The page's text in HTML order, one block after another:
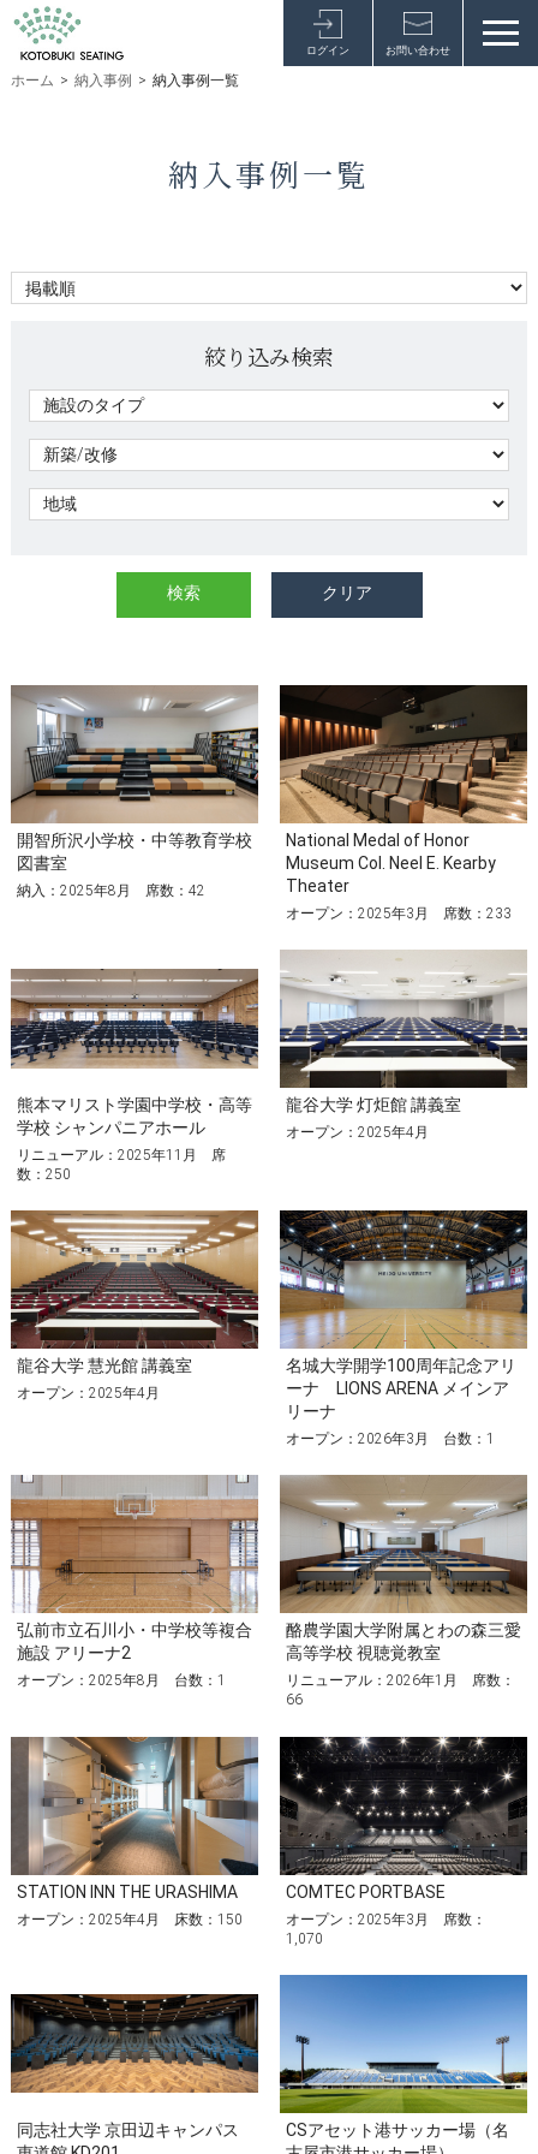
ログイン お問い合わせ
ホーム > 納入事例 > 納入事例一覧
納入事例一覧
絞り込み検索
開智所沢小学校・中等教育学校
図書室
納入：2025年8月 席数：42
National Medal of Honor
Museum Col. Neel E. Kearby
Theater
オープン：2025年3月 席数：233
熊本マリスト学園中学校・高等
学校 シャンパニアホール
リニューアル：2025年11月 席
数：250
龍谷大学 灯炬館 講義室
オープン：2025年4月
龍谷大学 慧光館 講義室
オープン：2025年4月
名城大学開学100周年記念アリ
ーナ LIONS ARENA メインア
リーナ
オープン：2026年3月 台数：1
弘前市立石川小・中学校等複合
施設 アリーナ2
オープン：2025年8⽉ 台数：1
酪農学園大学附属とわの森三愛
高等学校 視聴覚教室
リニューアル：2026年1月 席数：
66
STATION INN THE URASHIMA
オープン：2025年4月 床数：150
COMTEC PORTBASE
オープン：2025年3月 席数：
1,070
同志社大学 京田辺キャンパス
CSアセット港サッカー場（名